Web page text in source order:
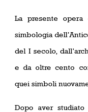
La presente opera
simbologia
del I secolo,
e da oltre cento
quei simboli
Dopo aver studiato